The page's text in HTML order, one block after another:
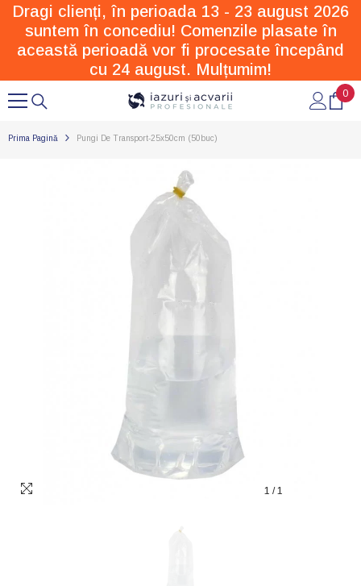
SARI LA CONȚINUT
Dragi clienți, în perioada 13 - 23 august 2026
suntem în concediu! Comenzile plasate în
această perioadă vor fi procesate începând
cu 24 august. Mulțumim!
0
0
Prima Pagină Pungi De Transport-25x50cm (50buc)
1 / 1